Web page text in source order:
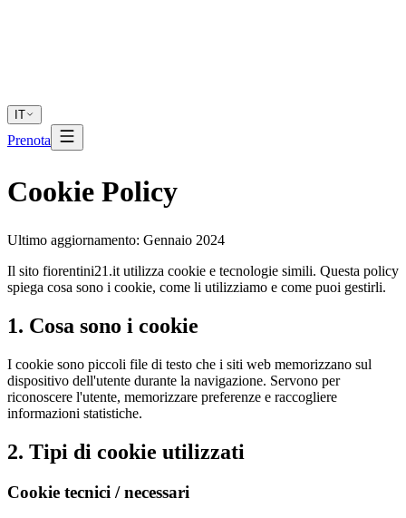
IT
Prenota
Cookie Policy
Ultimo aggiornamento: Gennaio 2024
Il sito fiorentini21.it utilizza cookie e tecnologie simili. Questa policy
spiega cosa sono i cookie, come li utilizziamo e come puoi gestirli.
1. Cosa sono i cookie
I cookie sono piccoli file di testo che i siti web memorizzano sul
dispositivo dell'utente durante la navigazione. Servono per
riconoscere l'utente, memorizzare preferenze e raccogliere
informazioni statistiche.
2. Tipi di cookie utilizzati
Cookie tecnici / necessari